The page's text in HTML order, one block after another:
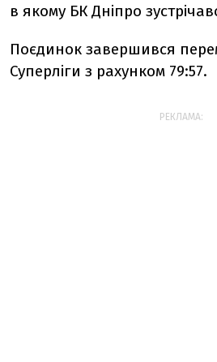
в якому БК Дніпро
Поєдинок завершився
Суперліги з рахунком 79:57.
РЕКЛАМА: